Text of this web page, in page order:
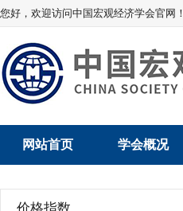
您好，欢迎访问中国宏观经济学会官网！
网站首页 学会概况